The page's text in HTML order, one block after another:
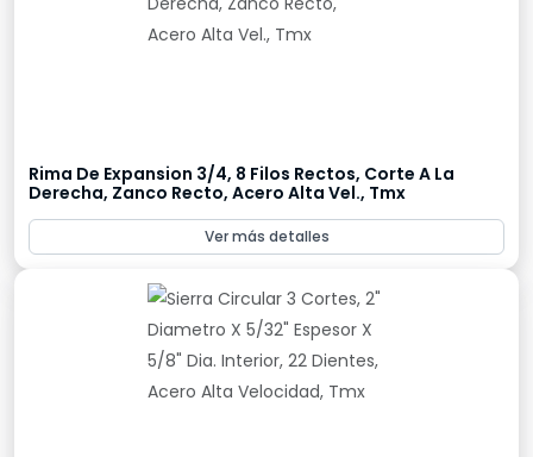
Rima De Expansion 3/4, 8 Filos Rectos, Corte A La
Derecha, Zanco Recto, Acero Alta Vel., Tmx
Ver más detalles